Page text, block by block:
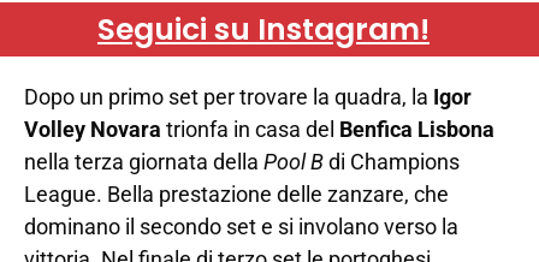
Seguici su Instagram!
Dopo un primo set per trovare la quadra, la Igor
Volley Novara trionfa in casa del Benfica Lisbona
nella terza giornata della Pool Bdi Champions
League. Bella prestazione delle zanzare, che
dominano il secondo set e si involano verso la